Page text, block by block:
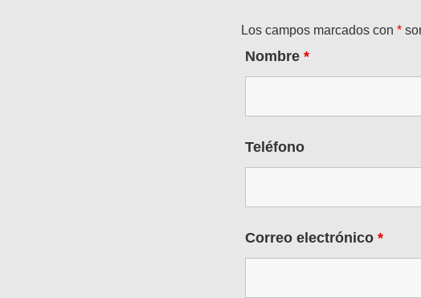
Los campos marcados con *
Nombre *
Teléfono
Correo electrónico *